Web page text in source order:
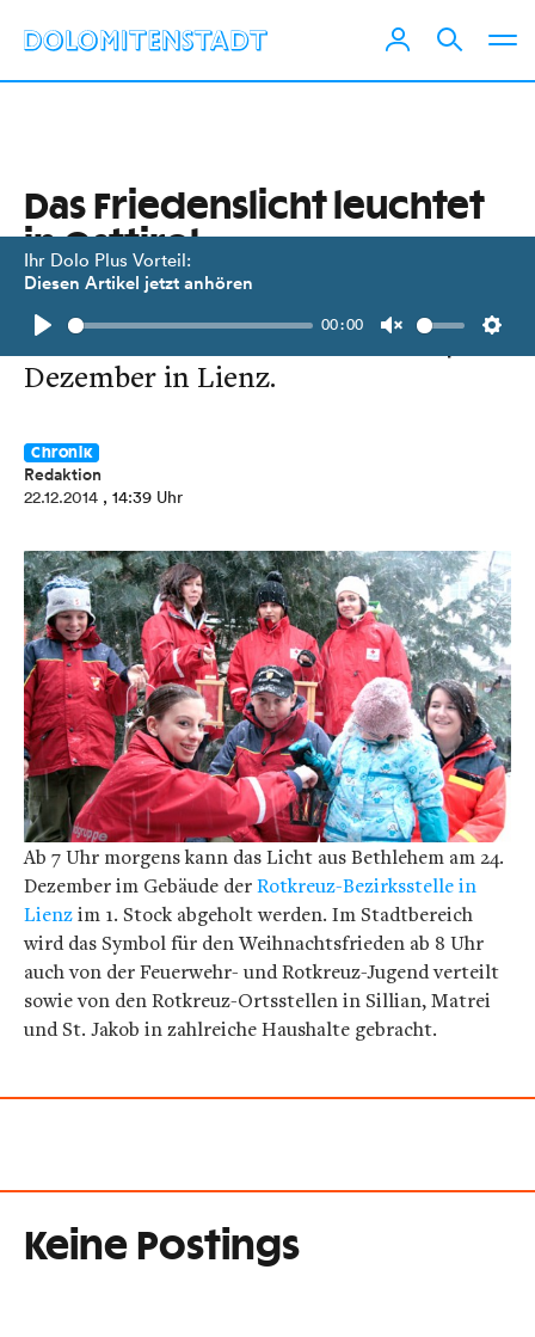
Ihr Dolo Plus Vorteil:
Diesen Artikel jetzt anhören
Play
00:00
Unmute
Das Friedenslicht leuchtet
in Osttirol
Rotkreuz-Jugend verteilt das Symbol
für den Weihnachtsfrieden am 24.
Dezember in Lienz.
Chronik
Redaktion
22.12.2014 , 14:39 Uhr
Ab 7 Uhr morgens kann das Licht aus Bethlehem am 24.
Dezember im Gebäude derRotkreuz-Bezirksstelle in
Lienzim 1. Stock abgeholt werden. Im Stadtbereich
wird das Symbol für den Weihnachtsfrieden ab 8 Uhr
auch von der Feuerwehr- und Rotkreuz-Jugend verteilt
sowie von den Rotkreuz-Ortsstellen in Sillian, Matrei
und St. Jakob in zahlreiche Haushalte gebracht.
Keine Postings